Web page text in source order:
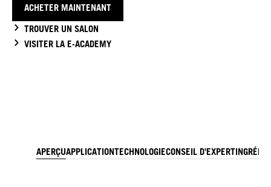
ACHETER MAINTENANT
TROUVER UN SALON
VISITER LA E-ACADEMY
APERÇUAPPLICATIONTECHNOLOGIECONSEIL D'EXPERT